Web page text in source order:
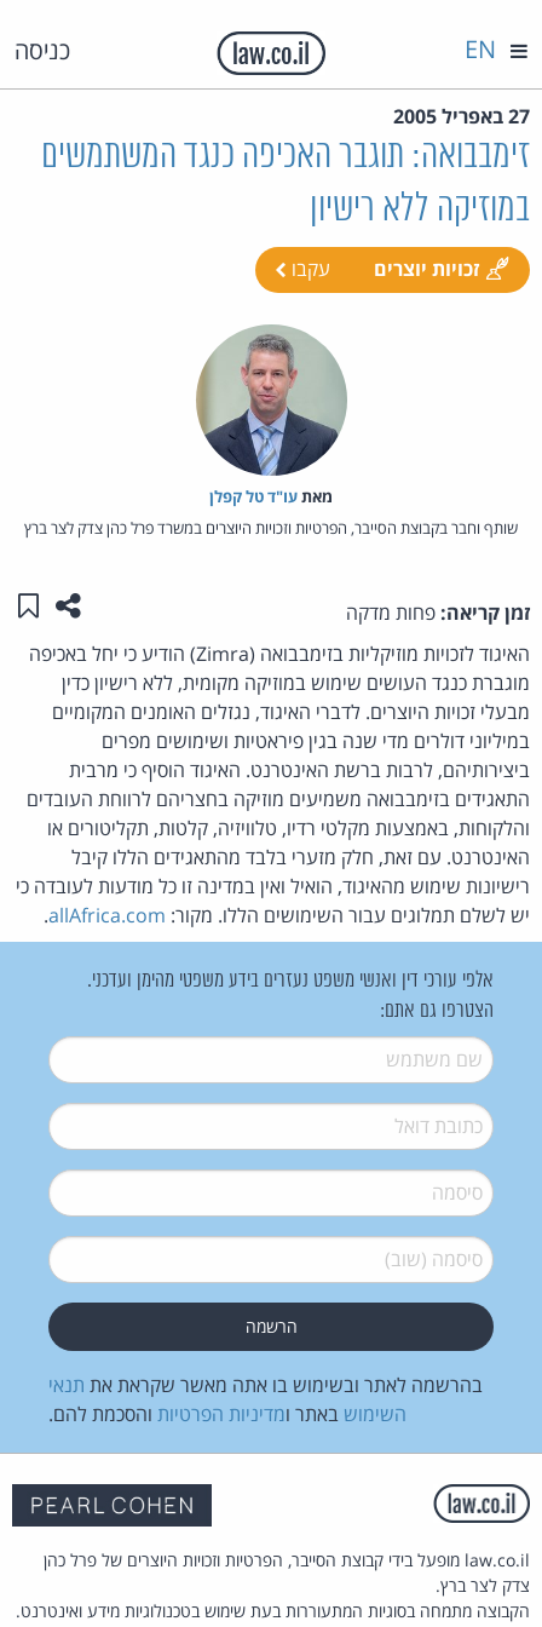
כניסה EN
27 באפריל 2005
זימבבואה: תוגבר האכיפה כנגד המשתמשים
במוזיקה ללא רישיון
זכויות יוצרים עקבו
מאת‏עו"ד טל קפלן
שותף וחבר בקבוצת הסייבר, הפרטיות וזכויות היוצרים במשרד פרל כהן צדק לצר ברץ
זמן קריאה: פחות מדקה שתפו
האיגוד לזכויות מוזיקליות בזימבבואה (Zimra) הודיע כי יחל באכיפה
מוגברת כנגד העושים שימוש במוזיקה מקומית, ללא רישיון כדין
מבעלי זכויות היוצרים. לדברי האיגוד, נגזלים האומנים המקומיים
במיליוני דולרים מדי שנה בגין פיראטיות ושימושים מפרים
ביצירותיהם, לרבות ברשת האינטרנט. האיגוד הוסיף כי מרבית
התאגידים בזימבבואה משמיעים מוזיקה בחצריהם לרווחת העובדים
והלקוחות, באמצעות מקלטי רדיו, טלוויזיה, קלטות, תקליטורים או
האינטרנט. עם זאת, חלק מזערי בלבד מהתאגידים הללו קיבל
רישיונות שימוש מהאיגוד, הואיל ואין במדינה זו כל מודעות לעובדה כי
יש לשלם תמלוגים עבור השימושים הללו. מקור: allAfrica.com
.
אלפי עורכי דין ואנשי משפט נעזרים בידע משפטי מהימן ועדכני.
הצטרפו גם אתם:
שם משתמש*
דואל*
סיסמה*
סיסמה (שוב)*
בהרשמה לאתר ובשימוש בו אתה מאשר שקראת את תנאי
השימוש באתר ומדיניות הפרטיות והסכמת להם.
law.co.il מופעל בידי קבוצת הסייבר, הפרטיות וזכויות היוצרים של פרל כהן
צדק לצר ברץ.
הקבוצה מתמחה בסוגיות המתעוררות בעת שימוש בטכנולוגיות מידע ואינטרנט.